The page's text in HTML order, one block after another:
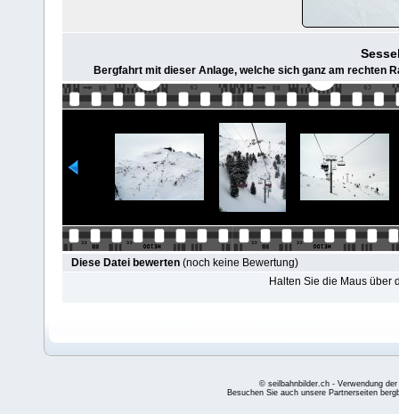
Bergfahrt mit dieser Anlage, welche sich ganz am rechten
Diese Datei bewerten (noch keine Bewertung)
Halten Sie die Maus über
© seilbahnbilder.ch - Verwendung
Besuchen Sie auch unsere Partnerseiten